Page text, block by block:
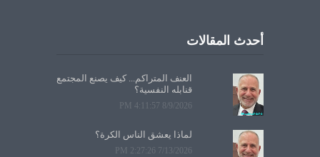
أحدث المقالات
العنف المتراكم... كيف يصنع المجتمع
قنابله النفسية؟
8/9/2026 4:11:57 PM
لماذا يعشق الناس الكرة؟
7/13/2026 2:27:26 PM